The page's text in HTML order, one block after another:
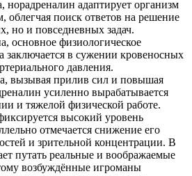
норадреналин адаптирует организм
облегчая поиск ответов на решение
но и повседневных задач.
основное физиологическое
заключается в сужении кровеносных
давления.
вызывая прилив сил и повышая
усиленно вырабатывается
и тяжелой физической работе.
высокий уровень
отмечается снижение его
и зрительной концентрации. В
путать реальные и воображаемые
возбуждённые игроманы